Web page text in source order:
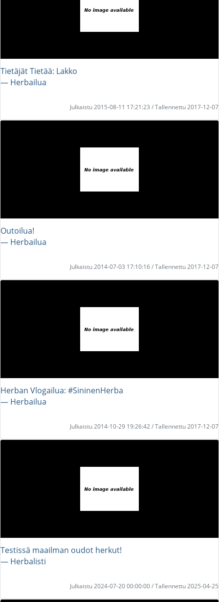
Tietäjät Tietää: Lakko
― Herbailua
Julkaistu 2015-08-11 17:21:23 / Tallennettu 2017-12-07
Outoilua!
― Herbailua
Julkaistu 2014-07-03 17:10:16 / Tallennettu 2017-12-07
Herban Vlogailua: #SininenHerba
― Herbailua
Julkaistu 2014-10-29 19:26:42 / Tallennettu 2017-12-07
Testissä maailman oudot herkut!
― Herbalisti
Julkaistu 2024-07-20 00:00:00 / Tallennettu 2025-04-25